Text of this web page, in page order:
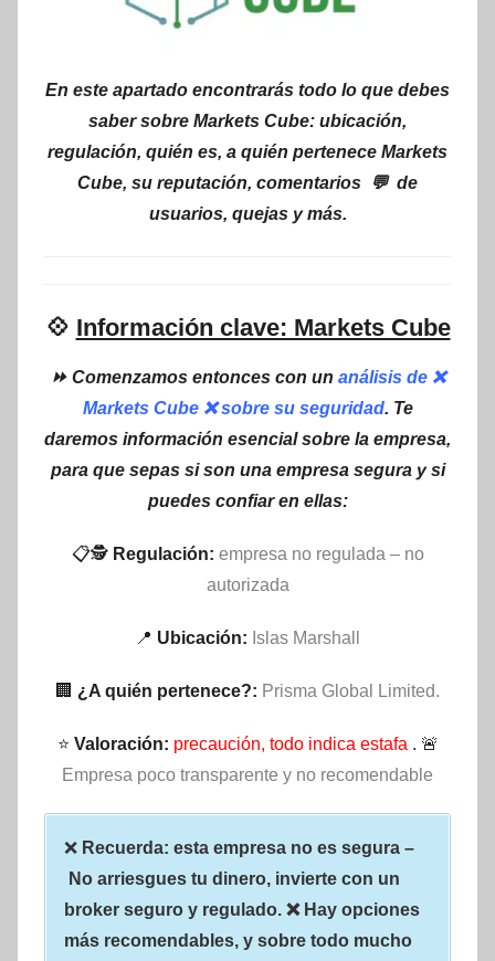
En este apartado encontrarás todo lo que debes
saber sobre Markets Cube: ubicación,
regulación, quién es, a quién pertenece Markets
Cube, su reputación, comentarios 💬 de
usuarios, quejas y más.
💠 Información clave: Markets Cube
⏩ Comenzamos entonces con un análisis de ❌
Markets Cube ❌ sobre su seguridad. Te
daremos información esencial sobre la empresa,
para que sepas si son una empresa segura y si
puedes confiar en ellas:
📋🕵 Regulación: empresa no regulada – no
autorizada
📍 Ubicación: Islas Marshall
🏢 ¿A quién pertenece?: Prisma Global Limited.
⭐ Valoración: precaución, todo indica estafa . 🚨
Empresa poco transparente y no recomendable
❌ Recuerda: esta empresa no es segura –
No arriesgues tu dinero, invierte con un
broker seguro y regulado. ❌ Hay opciones
más recomendables, y sobre todo mucho